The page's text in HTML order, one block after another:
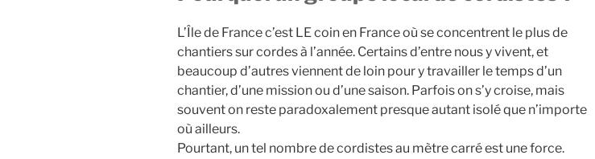
L’Île de France c’est LE coin en France où se concentrent le plus de
chantiers sur cordes à l’année. Certains d’entre nous y vivent, et
beaucoup d’autres viennent de loin pour y travailler le temps d’un
chantier, d’une mission ou d’une saison. Parfois on s’y croise, mais
souvent on reste paradoxalement presque autant isolé que n’importe
où ailleurs.
Pourtant, un tel nombre de cordistes au mètre carré est une force.